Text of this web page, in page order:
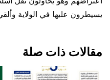
يسيطرون عليها في الولاية
مقالات ذات صلة